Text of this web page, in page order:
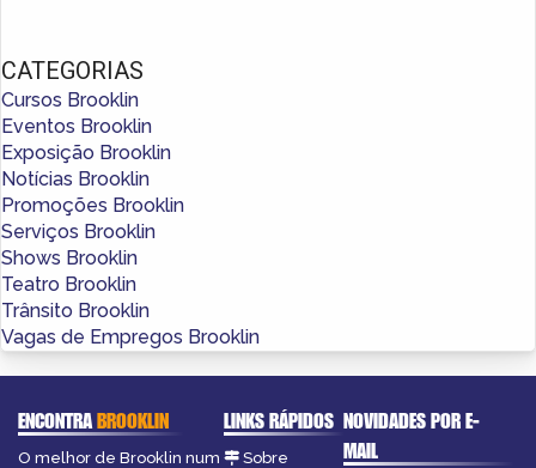
CATEGORIAS
Cursos Brooklin
Eventos Brooklin
Exposição Brooklin
Notícias Brooklin
Promoções Brooklin
Serviços Brooklin
Shows Brooklin
Teatro Brooklin
Trânsito Brooklin
Vagas de Empregos Brooklin
ENCONTRABROOKLIN
O melhor de Brooklin num
LINKS RÁPIDOS
Sobre
NOVIDADES POR E-
MAIL